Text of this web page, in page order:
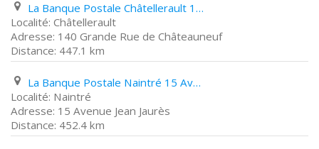
La Banque Postale Châtellerault 140 Grande Rue de Châteauneuf
Châtellerault
140 Grande Rue de Châteauneuf
447.1 km
La Banque Postale Naintré 15 Avenue Jean Jaurès
Naintré
15 Avenue Jean Jaurès
452.4 km